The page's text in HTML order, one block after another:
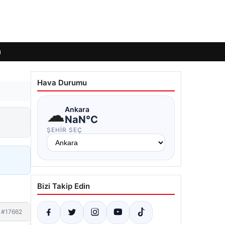
#17662
Hava Durumu
☁Ankara
NaN°C
ŞEHIR SEÇ
Bizi Takip Edin